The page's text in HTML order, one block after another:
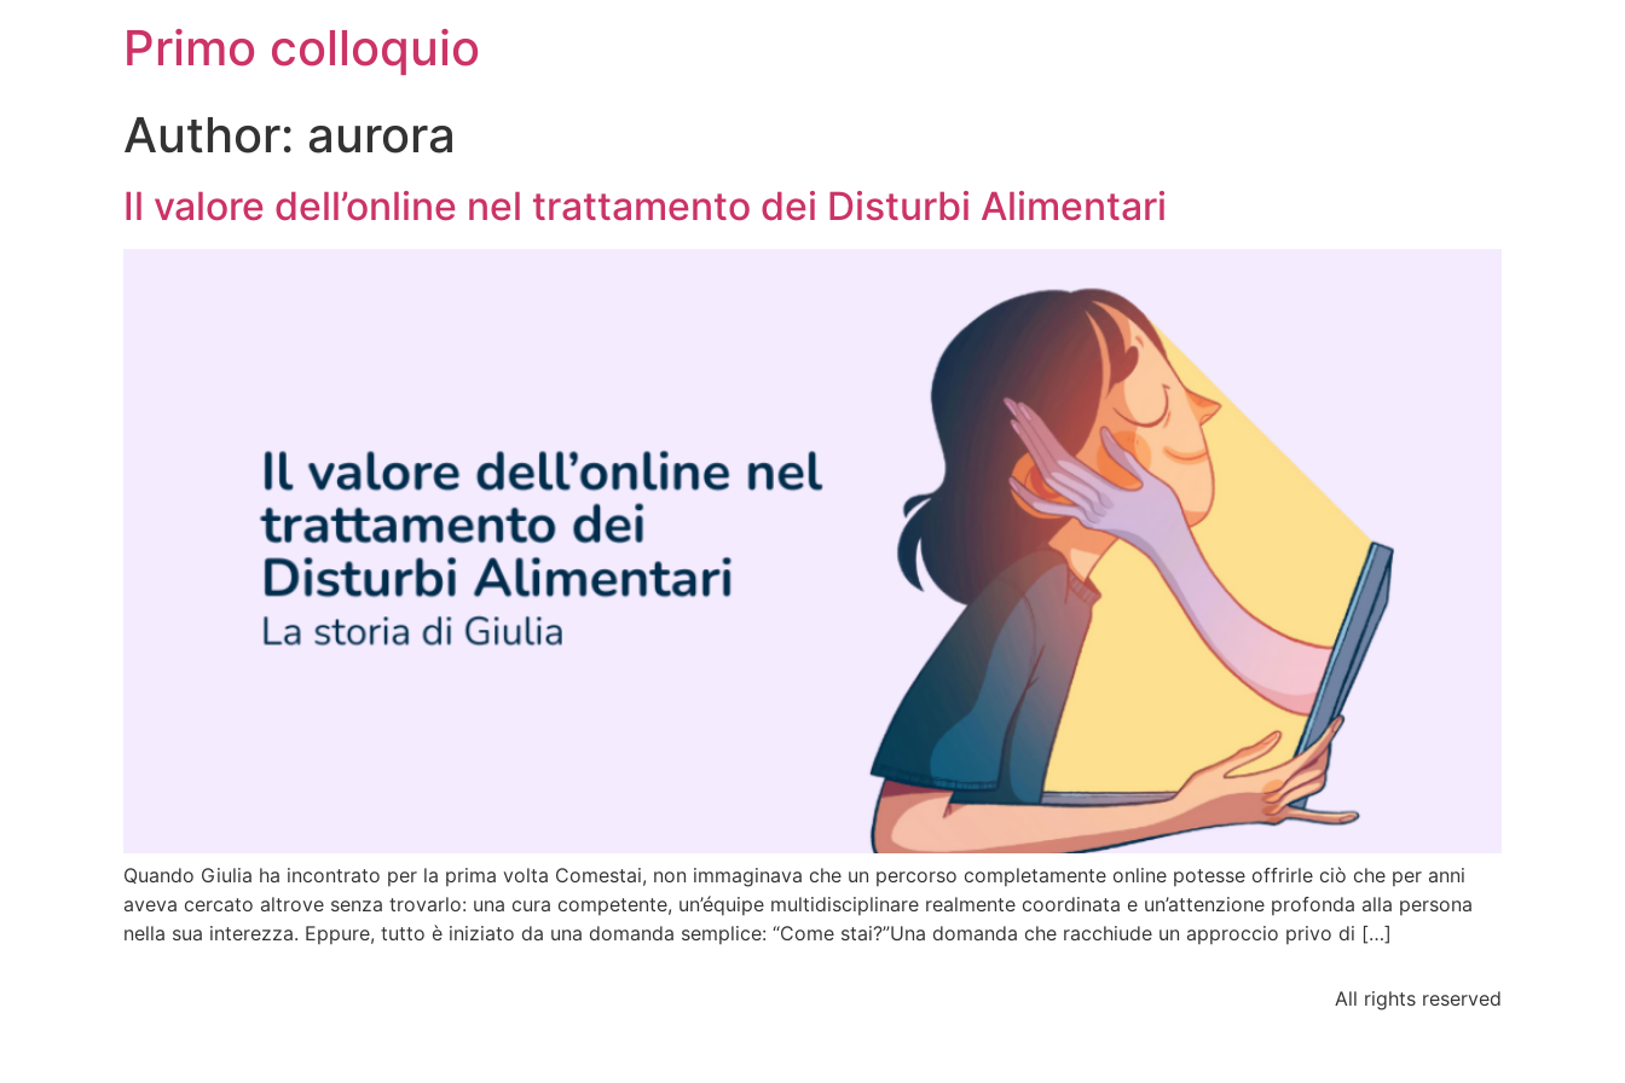
Primo colloquio
Author: aurora
Il valore dell’online nel trattamento dei Disturbi Alimentari
Quando Giulia ha incontrato per la prima volta Comestai, non immaginava che un percorso completamente online potesse offrirle ciò che per anni
aveva cercato altrove senza trovarlo: una cura competente, un’équipe multidisciplinare realmente coordinata e un’attenzione profonda alla persona
nella sua interezza. Eppure, tutto è iniziato da una domanda semplice: “Come stai?”Una domanda che racchiude un approccio privo di […]
All rights reserved